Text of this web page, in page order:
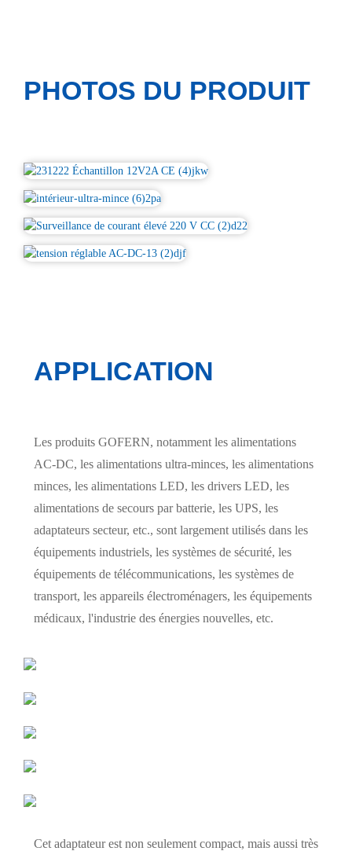
PHOTOS DU PRODUIT
APPLICATION
Les produits GOFERN, notamment les alimentations
AC-DC, les alimentations ultra-minces, les alimentations
minces, les alimentations LED, les drivers LED, les
alimentations de secours par batterie, les UPS, les
adaptateurs secteur, etc., sont largement utilisés dans les
équipements industriels, les systèmes de sécurité, les
équipements de télécommunications, les systèmes de
transport, les appareils électroménagers, les équipements
médicaux, l'industrie des énergies nouvelles, etc.
Cet adaptateur est non seulement compact, mais aussi très